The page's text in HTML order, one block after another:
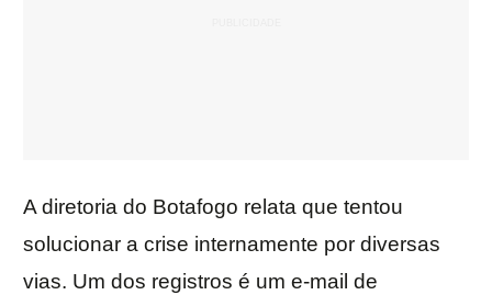
A diretoria do Botafogo relata que tentou
solucionar a crise internamente por diversas
vias. Um dos registros é um e-mail de